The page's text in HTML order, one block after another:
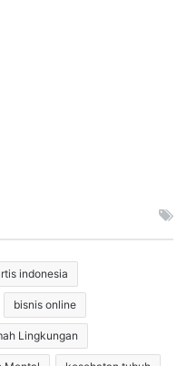
indonesia
bisnis online
Lingkungan